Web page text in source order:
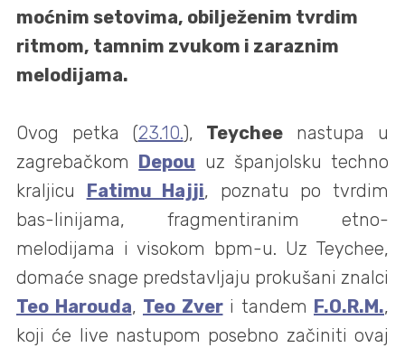
moćnim setovima, obilježenim tvrdim
ritmom, tamnim zvukom i zaraznim
melodijama.
Ovog petka (23.10.), Teychee nastupa u
zagrebačkom Depou uz španjolsku techno
kraljicu Fatimu Hajji, poznatu po tvrdim
bas-linijama, fragmentiranim etno-
melodijama i visokom bpm-u. Uz Teychee,
domaće snage predstavljaju prokušani znalci
Teo Harouda, Teo Zveri tandem F.O.R.M.,
koji će live nastupom posebno začiniti ovaj